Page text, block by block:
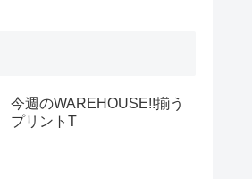
今週のWAREHOUSE!!揃う
プリントT